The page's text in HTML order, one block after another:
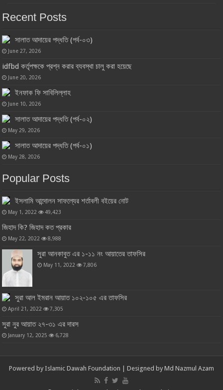
Recent Posts
সালাত আদায়ের পদ্ধতি (পর্ব-০৩)
June 27, 2026
idfbd কর্তৃপক্ষকে প্রশ্ন করার ব্যবস্থা চালু করা হয়েছে
June 20, 2026
ইনফাক ফি সাবিলিল্লাহ
June 10, 2026
সালাত আদায়ের পদ্ধতি (পর্ব-০২)
May 29, 2026
সালাত আদায়ের পদ্ধতি (পর্ব-০১)
May 28, 2026
Popular Posts
ইসলামি আন্দোলন সাফল্যের শর্তাবলী বইয়ের নোট
May 1, 2022 49,423
জিহাদ কি? জিহাদ কত প্রকার
May 22, 2022 8,988
সুরা আনকাবুত এর ১-১১ নং আয়াতের তাফসির
May 11, 2022 7,806
সুরা আল ইমরান আয়াত ১০২-১০৫ এর তাফসির
April 21, 2022 7,305
সুরা নুর আয়াত ২৭-৩১ এর দারস
January 12, 2025 6,728
Powered by Islamic Dawah Foundation | Designed by Md Nazmul Azam